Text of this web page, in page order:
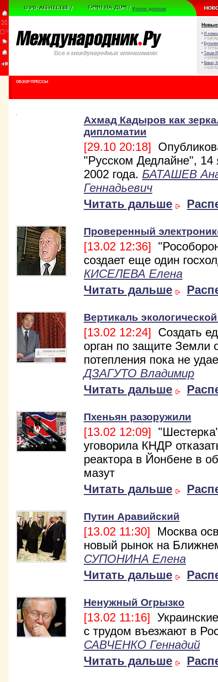
Куплю диплом
Новые
• И
//
•
//
• Тихая
//
• Виват,
//
ОБЗОР ПРЕССЫ
Ахмад Кадыров как
дипломатии
[29.10 20:18]
"Русском Дедлайне", 14
2002 года. БАТАШЕВ
Геннадьевич
Читать дальше
Проверенный
[13.02 12:36]
создает еще один
КИСЕЛЕВА Елена
Читать дальше
Вертикаль
[13.02 12:24] Создать
орган по защите Земли
потепления пока не
ДЗАГУТО Владимир
Читать дальше
Пхеньян разоружили
[13.02 12:09]
уговорила КНДР
реактора в Йонбене в
мазут
Читать дальше
Путин Аравийский
[13.02 11:30] Москва
новый рынок на
СУПОНИНА Елена
Читать дальше
Ненужный Огрызко
[13.02 11:16]
с трудом въезжают в
САВЧЕНКО Геннадий
Читать дальше